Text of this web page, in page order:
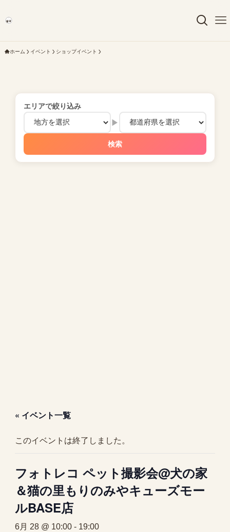
ホーム イベント ショップイベント
エリアで絞り込み
▶
検索
« イベント一覧
このイベントは終了しました。
フォトレコ ペット撮影会@犬の家
＆猫の里もりのみやキューズモー
ルBASE店
6月 28 @ 10:00- 19:00